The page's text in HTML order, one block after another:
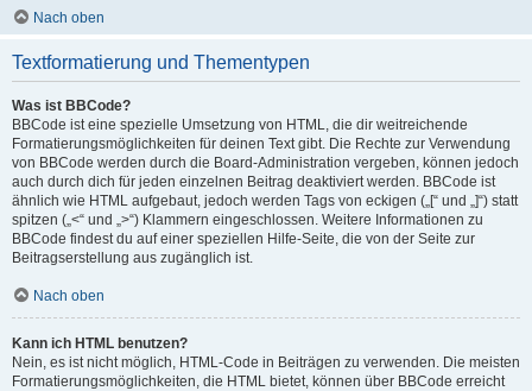
Nach oben
Textformatierung und Thementypen
Was ist BBCode?
BBCode ist eine spezielle Umsetzung von HTML, die dir weitreichende
Formatierungsmöglichkeiten für deinen Text gibt. Die Rechte zur Verwendung
von BBCode werden durch die Board-Administration vergeben, können jedoch
auch durch dich für jeden einzelnen Beitrag deaktiviert werden. BBCode ist
ähnlich wie HTML aufgebaut, jedoch werden Tags von eckigen („[“ und „]“) statt
spitzen („<“ und „>“) Klammern eingeschlossen. Weitere Informationen zu
BBCode findest du auf einer speziellen Hilfe-Seite, die von der Seite zur
Beitragserstellung aus zugänglich ist.
Nach oben
Kann ich HTML benutzen?
Nein, es ist nicht möglich, HTML-Code in Beiträgen zu verwenden. Die meisten
Formatierungsmöglichkeiten, die HTML bietet, können über BBCode erreicht